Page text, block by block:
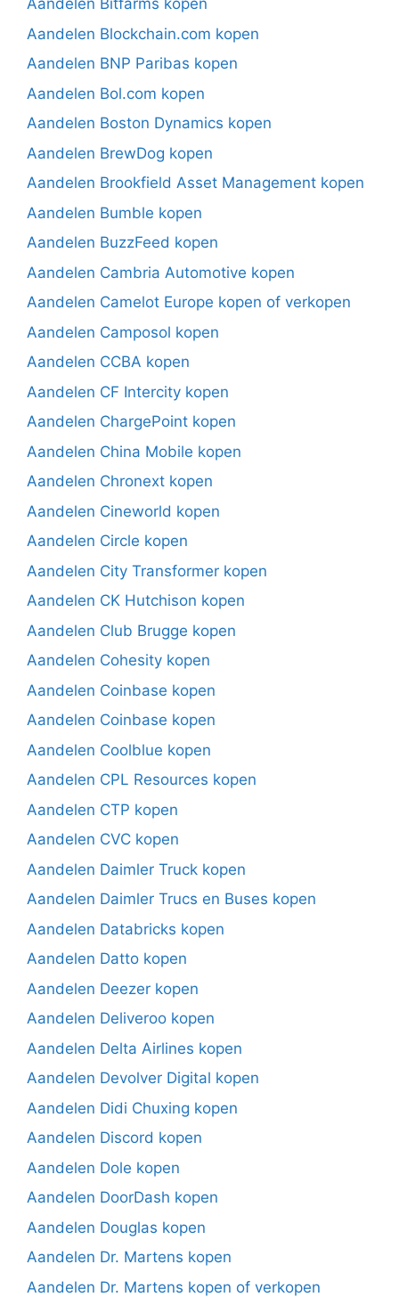
Aandelen Bitfarms kopen
Aandelen Blockchain.com kopen
Aandelen BNP Paribas kopen
Aandelen Bol.com kopen
Aandelen Boston Dynamics kopen
Aandelen BrewDog kopen
Aandelen Brookfield Asset Management kopen
Aandelen Bumble kopen
Aandelen BuzzFeed kopen
Aandelen Cambria Automotive kopen
Aandelen Camelot Europe kopen of verkopen
Aandelen Camposol kopen
Aandelen CCBA kopen
Aandelen CF Intercity kopen
Aandelen ChargePoint kopen
Aandelen China Mobile kopen
Aandelen Chronext kopen
Aandelen Cineworld kopen
Aandelen Circle kopen
Aandelen City Transformer kopen
Aandelen CK Hutchison kopen
Aandelen Club Brugge kopen
Aandelen Cohesity kopen
Aandelen Coinbase kopen
Aandelen Coinbase kopen
Aandelen Coolblue kopen
Aandelen CPL Resources kopen
Aandelen CTP kopen
Aandelen CVC kopen
Aandelen Daimler Truck kopen
Aandelen Daimler Trucs en Buses kopen
Aandelen Databricks kopen
Aandelen Datto kopen
Aandelen Deezer kopen
Aandelen Deliveroo kopen
Aandelen Delta Airlines kopen
Aandelen Devolver Digital kopen
Aandelen Didi Chuxing kopen
Aandelen Discord kopen
Aandelen Dole kopen
Aandelen DoorDash kopen
Aandelen Douglas kopen
Aandelen Dr. Martens kopen
Aandelen Dr. Martens kopen of verkopen